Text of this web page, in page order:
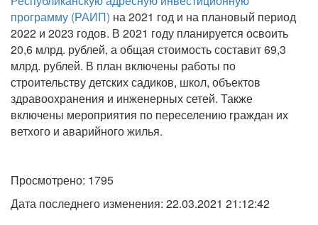
программу (РАИП) на 2021 год и на плановый период
2022 и 2023 годов. В 2021 году планируется освоить
20,6 млрд. рублей, а общая стоимость составит 69,3
млрд. рублей. В план включены работы по
строительству детских садиков, школ, объектов
здравоохранения и инженерных сетей. Также
включены мероприятия по переселению граждан их
ветхого и аварийного жилья.
Просмотрено: 1795
Дата последнего изменения: 22.03.2021 21:12:42